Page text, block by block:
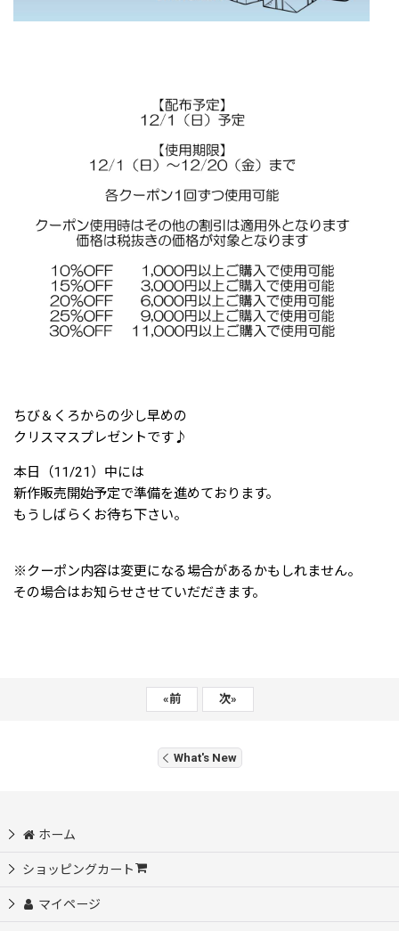
ちび＆くろからの少し早めの
クリスマスプレゼントです♪
本日（11/21）中には
新作販売開始予定で準備を進めております。
もうしばらくお待ち下さい。
※クーポン内容は変更になる場合があるかもしれません。
その場合はお知らせさせていだだきます。
«前 次»
What's New
ホーム
ショッピングカート
マイページ